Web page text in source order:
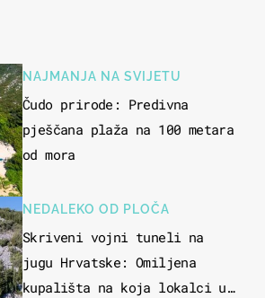
NAJMANJA NA SVIJETU
Čudo prirode: Predivna
pješčana plaža na 100 metara
od mora
NEDALEKO OD PLOČA
Skriveni vojni tuneli na
jugu Hrvatske: Omiljena
kupališta na koja lokalci u